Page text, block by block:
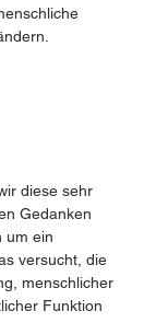
diese sehr
Gedanken
um ein
versucht, die
menschlicher
Funktion